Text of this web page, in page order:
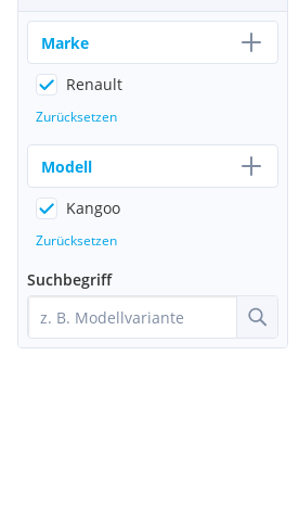
Marke
Renault
Zurücksetzen
Modell
Kangoo
Zurücksetzen
Suchbegriff